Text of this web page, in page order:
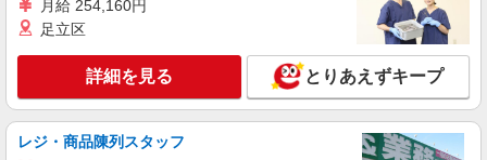
看護助手（ナースエイド）
時給1,300円 ★週払いOK（規定あり） ※給与
幅は経験・能力による
長野県松本市 【最寄駅】北新・松本大学前駅
キープ 詳細を見る
月給 254,160円
足立区
詳細を見る とりあえずキープ
レジ・商品陳列スタッフ